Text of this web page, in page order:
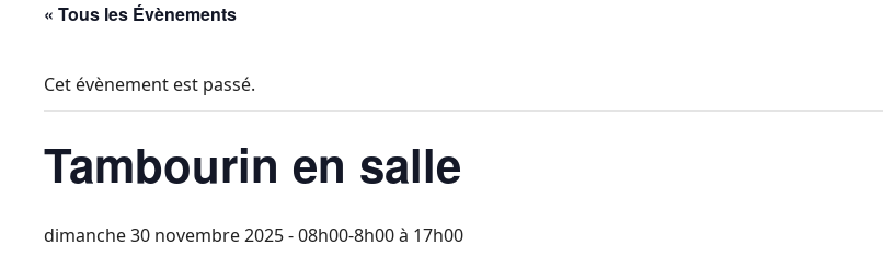
« Tous les Évènements
Cet évènement est passé.
Tambourin en salle
dimanche 30 novembre 2025 - 08h00-8h00à 17h00